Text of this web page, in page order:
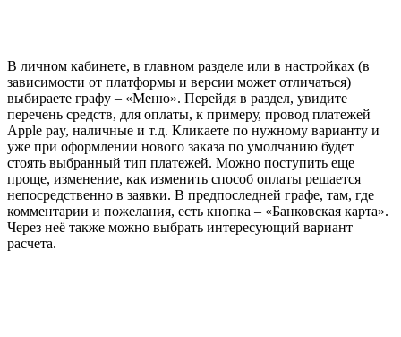
В личном кабинете, в главном разделе или в настройках (в
зависимости от платформы и версии может отличаться)
выбираете графу – «Меню». Перейдя в раздел, увидите
перечень средств, для оплаты, к примеру, провод платежей
Apple pay, наличные и т.д. Кликаете по нужному варианту и
уже при оформлении нового заказа по умолчанию будет
стоять выбранный тип платежей. Можно поступить еще
проще, изменение, как изменить способ оплаты решается
непосредственно в заявки. В предпоследней графе, там, где
комментарии и пожелания, есть кнопка – «Банковская карта».
Через неё также можно выбрать интересующий вариант
расчета.